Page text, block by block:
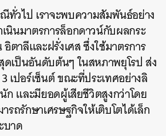
ทั่วไป เราจะพบความสัมพันธ์อย่าง
นินมาตรการล็อกดาวน์กับผลกระ
ตาลีและฝรั่งเศส ซึ่งใช้มาตรการ
เป็นอันดับต้นๆ ในสหภาพยุโรป ส่ง
เปอร์เซ็นต์ ขณะที่ประเทศอย่างลิ
ก และมียอดผู้เสียชีวิตสูงกว่าโดย
รถรักษาเศรษฐกิจให้เติบโตได้เล็ก
บาด